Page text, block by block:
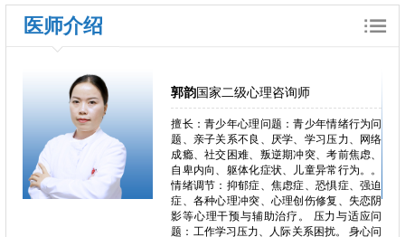
医师介绍
问
郭韵国家二级心理咨询师
擅长：青少年心理问题：青少年情绪行为问
题、亲子关系不良、厌学、学习压力、网络
成瘾、社交困难、叛逆期冲突、考前焦虑、
自卑内向、躯体化症状、儿童异常行为。。
情绪调节：抑郁症、焦虑症、恐惧症、强迫
症、各种心理冲突、心理创伤修复、失恋阴
影等心理干预与辅助治疗。 压力与适应问
题：工作学习压力、人际关系困扰。 身心问